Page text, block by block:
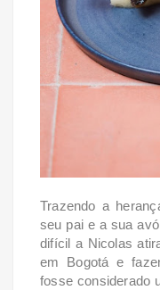
Trazendo a
seu pai e a sua
difícil a Nicolas
em Bogotá e
fosse considerado